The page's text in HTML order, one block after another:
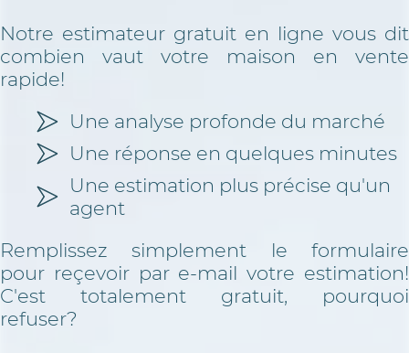
Notre estimateur gratuit en ligne vous dit
combien vaut votre maison en vente
rapide!
Une analyse profonde du marché
Une réponse en quelques minutes
Une estimation plus précise qu'un
agent
Remplissez simplement le formulaire
pour reçevoir par e-mail votre estimation!
C'est totalement gratuit, pourquoi
refuser?